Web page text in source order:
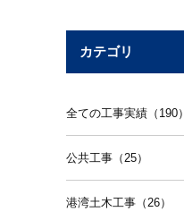
カテゴリ
全ての工事実績（190）
公共工事（25）
港湾土木工事（26）